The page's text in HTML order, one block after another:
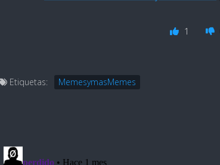
1
Etiquetas: MemesymasMemes